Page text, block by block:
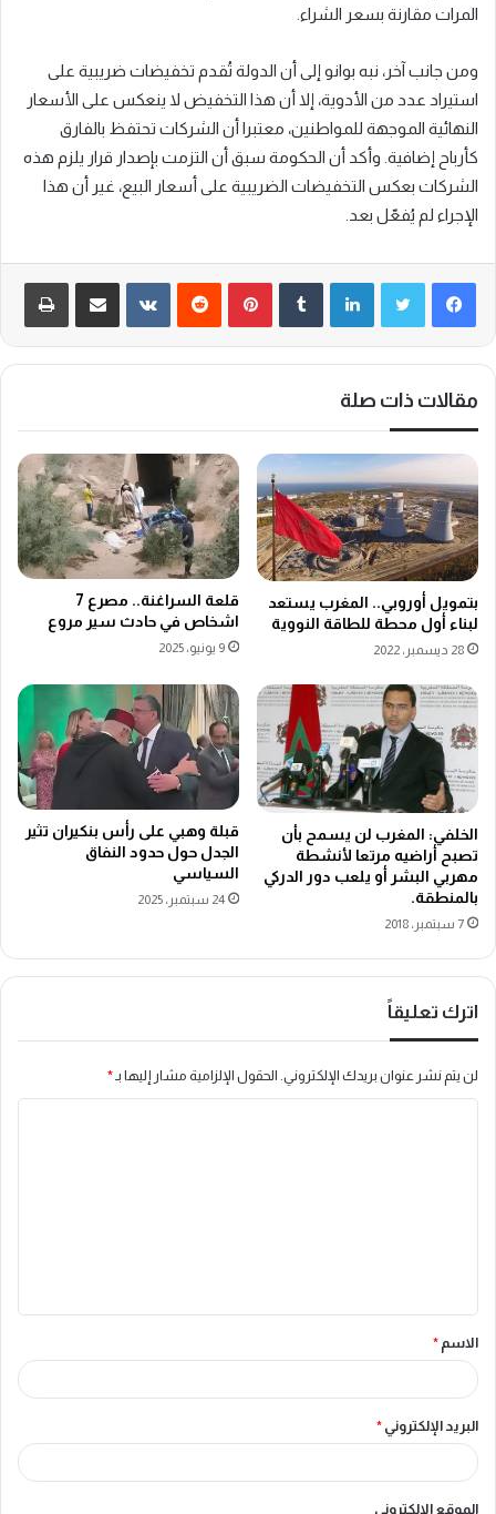
المرات مقارنة بسعر الشراء.
ومن جانب آخر، نبه بوانو إلى أن الدولة تُقدم تخفيضات ضريبية على
استيراد عدد من الأدوية، إلا أن هذا التخفيض لا ينعكس على الأسعار
النهائية الموجهة للمواطنين، معتبرا أن الشركات تحتفظ بالفارق
كأرباح إضافية. وأكد أن الحكومة سبق أن التزمت بإصدار قرار يلزم هذه
الشركات بعكس التخفيضات الضريبية على أسعار البيع، غير أن هذا
الإجراء لم يُفعّل بعد.
لينكدإن بينتيريست ‏VKontakte
مقالات ذات صلة
بتمويل أوروبي.. المغرب يستعد
لبناء أول محطة للطاقة النووية
28 ديسمبر، 2022
قلعة السراغنة.. مصرع 7
اشخاص في حادث سير مروع
9 يونيو، 2025
الخلفي: المغرب لن يسمح بأن
تصبح أراضيه مرتعا لأنشطة
مهربي البشر أو يلعب دور الدركي
بالمنطقة.
7 سبتمبر، 2018
قبلة وهبي على رأس بنكيران تثير
الجدل حول حدود النفاق
السياسي
24 سبتمبر، 2025
اترك تعليقاً
لن يتم نشر عنوان بريدك الإلكتروني. الحقول الإلزامية مشار إليها بـ*
ق
*
الاسم *
البريد الإلكتروني *
الموقع الإلكتروني